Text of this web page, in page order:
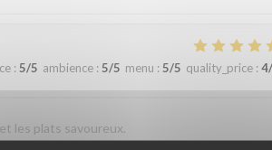
: 5/5 ambience: 5/5 menu : 5/5 quality_price: 4
les plats savoureux.